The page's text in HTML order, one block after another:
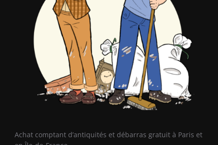
Achat comptant d’antiquités et débarras gratuit à Paris et